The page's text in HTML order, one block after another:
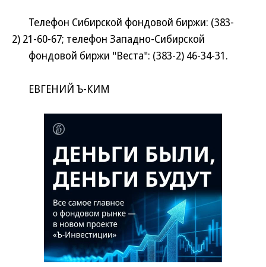
Телефон Сибирской фондовой биржи: (383-
2) 21-60-67; телефон Западно-Сибирской
фондовой биржи "Веста": (383-2) 46-34-31.
ЕВГЕНИЙ Ъ-КИМ